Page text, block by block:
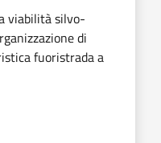
viabilità silvo-
di
fuoristrada a